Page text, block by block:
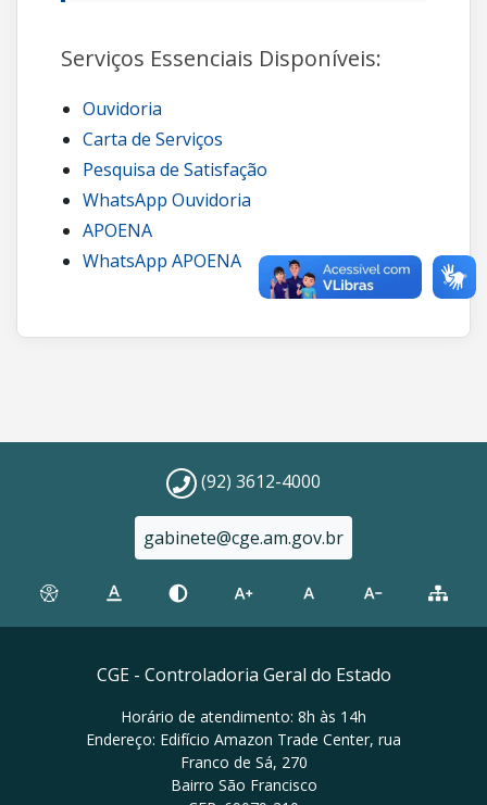
Serviços Essenciais Disponíveis:
Ouvidoria
Carta de Serviços
Pesquisa de Satisfação
WhatsApp Ouvidoria
APOENA
WhatsApp APOENA
(92) 3612-4000
gabinete@cge.am.gov.br
CGE - Controladoria Geral do Estado
Horário de atendimento: 8h às 14h
Endereço: Edifício Amazon Trade Center, rua
Franco de Sá, 270
Bairro São Francisco